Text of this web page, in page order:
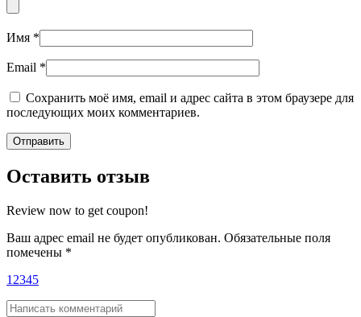
Имя *
Email *
Сохранить моё имя, email и адрес сайта в этом браузере для
последующих моих комментариев.
Оставить отзыв
Review now to get coupon!
Ваш адрес email не будет опубликован. Обязательные поля
помечены *
1 2345